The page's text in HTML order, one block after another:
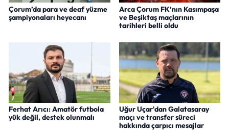
Çorum’da para ve deaf yüzme
şampiyonaları heyecanı
Arca Çorum FK’nın Kasımpaşa
ve Beşiktaş maçlarının
tarihleri belli oldu
Ferhat Arıcı: Amatör futbola
yük değil, destek olunmalı
Uğur Uçar'dan Galatasaray
maçı ve transfer süreci
hakkında çarpıcı mesajlar